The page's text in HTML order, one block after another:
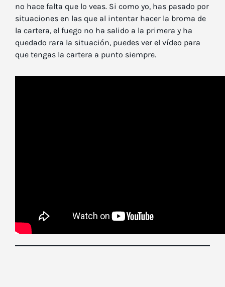
no hace falta que lo veas. Si como yo, has pasado por
situaciones en las que al intentar hacer la broma de
la cartera, el fuego no ha salido a la primera y ha
quedado rara la situación, puedes ver el vídeo para
que tengas la cartera a punto siempre.